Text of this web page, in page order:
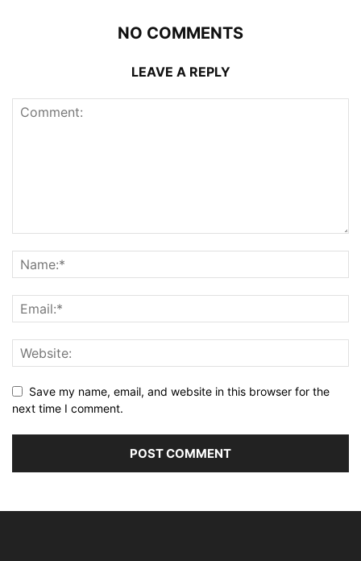
NO COMMENTS
LEAVE A REPLY
Save my name, email, and website in this browser for the
next time I comment.